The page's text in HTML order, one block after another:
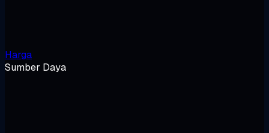
Harga
Sumber Daya